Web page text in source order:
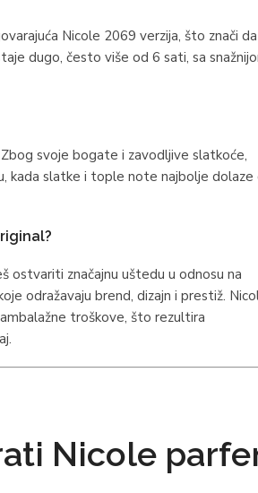
Nicole 2069 verzija, što znači
dugo, često više od 6 sati, sa
svoje bogate i zavodljive slatkoće,
kada slatke i tople note najbolje dolaze
ostvariti značajnu uštedu u odnosu na
odražavaju brend, dizajn i prestiž.
troškove, što rezultira
Nicole